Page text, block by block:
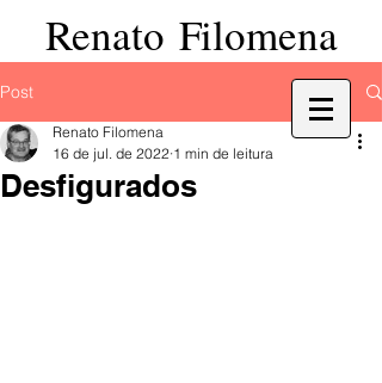
Renato Filomena
Post
Desfigurados
Renato Filomena
16 de jul. de 2022 1 min de leitura